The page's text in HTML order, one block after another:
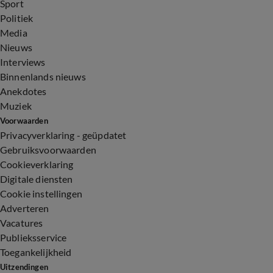
Sport
Politiek
Media
Nieuws
Interviews
Binnenlands nieuws
Anekdotes
Muziek
Voorwaarden
Privacyverklaring - geüpdatet
Gebruiksvoorwaarden
Cookieverklaring
Digitale diensten
Cookie instellingen
Adverteren
Vacatures
Publieksservice
Toegankelijkheid
Uitzendingen